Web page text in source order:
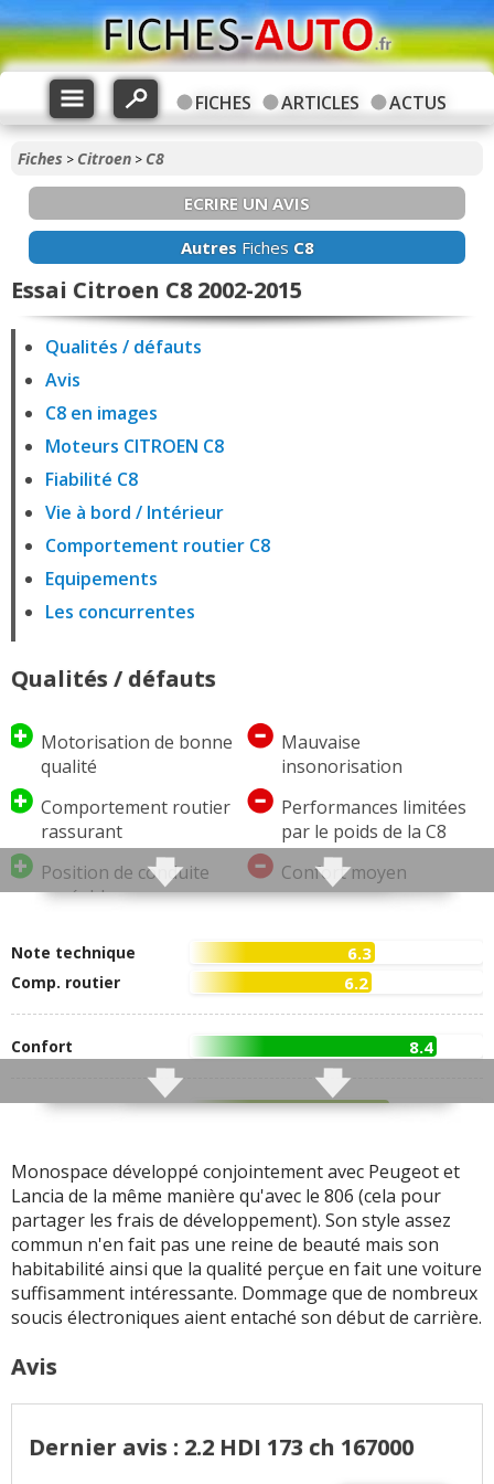
FICHES ARTICLES ACTUS
Fiches > Citroen > C8
ECRIRE UN AVIS
AutresFiches C8
Essai Citroen C8 2002-2015
Qualités / défauts
Avis
C8 en images
Moteurs CITROEN C8
Fiabilité C8
Vie à bord / Intérieur
Comportement routier C8
Equipements
Les concurrentes
Qualités / défauts
Motorisation de bonne
qualité
Comportement routier
rassurant
Position de conduite
agréable
coulissantes pratiques
pour faire entrer et
sortir du monde
rapidement
Grande habitabilité, doit
on le préciser ?
bord
La Citroën C8 est bien
équipée, même les
modèles de base
Présentation intérieure
originale
Confort très
Contrairement à son
ainée la Citroën Evasion
Mauvaise
insonorisation
Performances limitées
par le poids de la C8
Confort moyen
par la lourdeur des
sièges
valorisant à ce niveau là
Fiabilité électronique
qui a agacé plus d'un
section fiabilité qui
ressemble beaucoup au
mur des lamentations ...)
Tous les autres défauts
CITROEN C8 signalés
Note technique 6.3
Comp. routier 6.2
Confort 8.4
Finition 6.8
Habitabilité 8.9
Coffre(810L)
Fiabilité 4.5
Monospace développé conjointement avec Peugeot et
Lancia de la même manière qu'avec le 806 (cela pour
partager les frais de développement). Son style assez
commun n'en fait pas une reine de beauté mais son
habitabilité ainsi que la qualité perçue en fait une voiture
suffisamment intéressante. Dommage que de nombreux
soucis électroniques aient entaché son début de carrière.
Avis
Dernier avis : 2.2 HDI 173 ch 167000